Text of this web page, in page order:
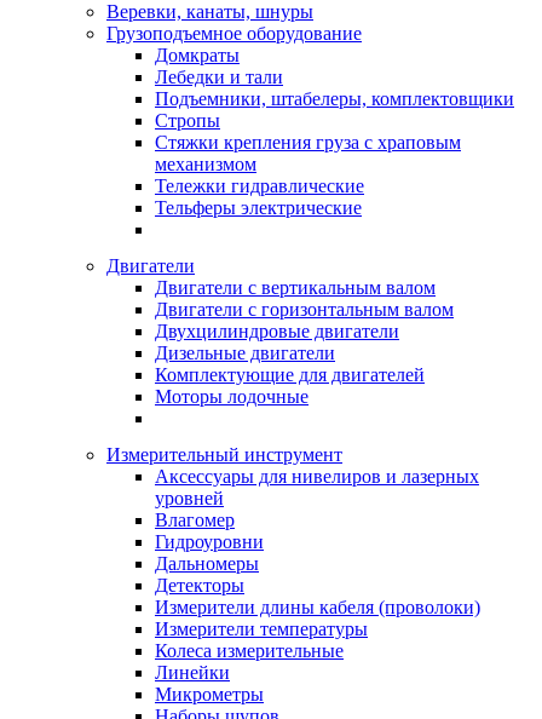
Веревки, канаты, шнуры
Грузоподъемное оборудование
Домкраты
Лебедки и тали
Подъемники, штабелеры, комплектовщики
Стропы
Стяжки крепления груза с храповым
механизмом
Тележки гидравлические
Тельферы электрические
Двигатели
Двигатели с вертикальным валом
Двигатели с горизонтальным валом
Двухцилиндровые двигатели
Дизельные двигатели
Комплектующие для двигателей
Моторы лодочные
Измерительный инструмент
Аксессуары для нивелиров и лазерных
уровней
Влагомер
Гидроуровни
Дальномеры
Детекторы
Измерители длины кабеля (проволоки)
Измерители температуры
Колеса измерительные
Линейки
Микрометры